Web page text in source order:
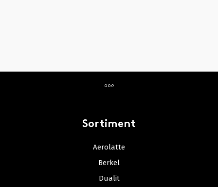
Sortiment
Aerolatte
Berkel
Dualit